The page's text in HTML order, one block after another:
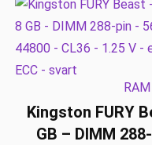
Kingston FURY
GB – DIMM